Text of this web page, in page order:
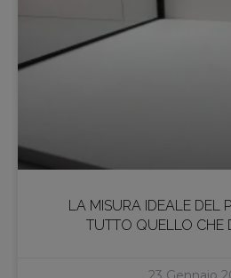
LA MISURA IDEALE DEL
TUTTO QUELLO CHE